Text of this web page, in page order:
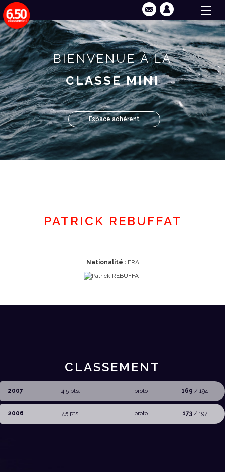
BIENVENUE À LA
CLASSE MINI
Espace adhérent
PATRICK REBUFFAT
Nationalité :FRA
CLASSEMENT
2007 4,5 pts. proto 169 / 194
2006 7,5 pts. proto 173/ 197